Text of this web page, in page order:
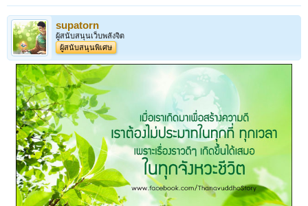
supatorn
ผู้สนับสนุนเว็บพลังจิต
ผู้สนับสนุนพิเศษ